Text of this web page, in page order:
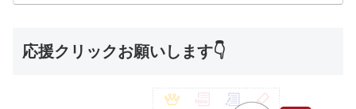
応援クリックお願いします👇